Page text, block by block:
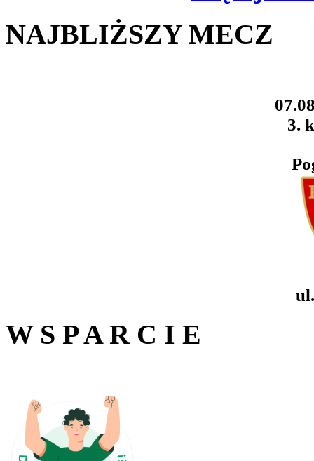
NAJBLIŻSZY MECZ
3.
W S P A R C I E